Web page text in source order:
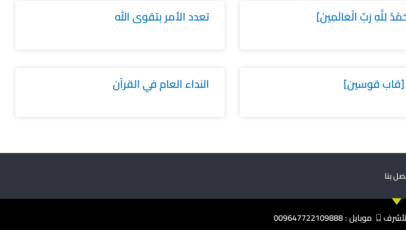
لِلَّهِ رَبِّ الْعَالَمِينَ] تعدد الأمر بتقوى الله
قوسين] النداء العام في القرآن
بنا
موبايل : 009647722109888